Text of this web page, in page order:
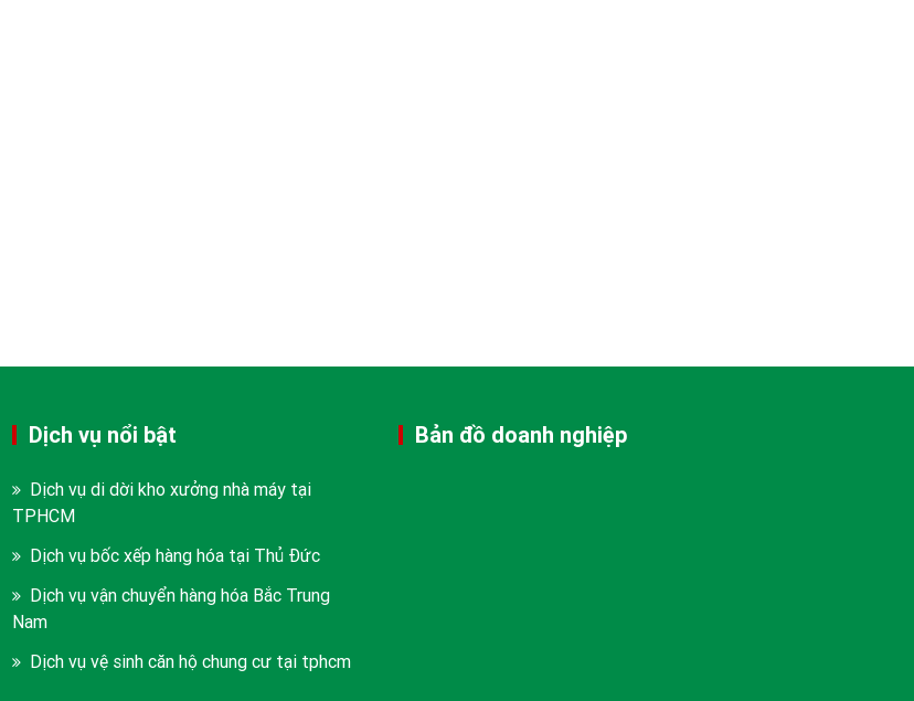
Dịch vụ nổi bật
Dịch vụ di dời kho xưởng nhà máy tại
TPHCM
Dịch vụ bốc xếp hàng hóa tại Thủ Đức
Dịch vụ vận chuyển hàng hóa Bắc Trung
Nam
Dịch vụ vệ sinh căn hộ chung cư tại tphcm
Bản đồ doanh nghiệp